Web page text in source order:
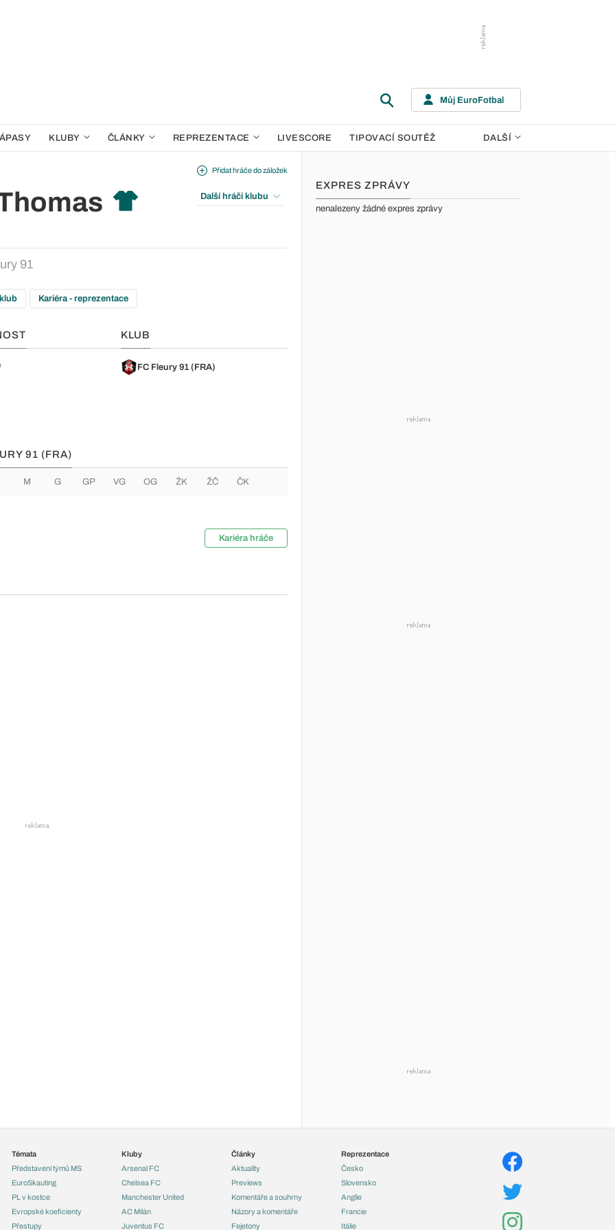
Můj EuroFotbal
KLUBY ČLÁNKY REPREZENTACE LIVESCORE TIPOVACÍ SOUTĚŽ DALŠÍ
91
Přidat hráče do záložek
Další hráči klubu
Kariéra - reprezentace
KLUB
FC Fleury 91 (FRA)
91 (FRA)
M G GP VG OG ŽK ŽČ ČK
Kariéra hráče
EXPRES ZPRÁVY
nenalezeny žádné expres zprávy
Témata
Představení týmů MS
EuroSkauting
PL v kostce
Evropské koeficienty
Přestupy
Kluby
Arsenal FC
Chelsea FC
Manchester United
AC Milán
Juventus FC
Články
Aktuality
Previews
Komentáře a souhrny
Názory a komentáře
Fejetony
Reprezentace
Česko
Slovensko
Anglie
Francie
Itálie